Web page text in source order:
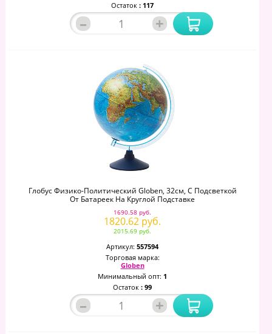
Остаток : 117
– +
Глобус Физико-Политический Globen, 32см, С Подсветкой
От Батареек На Круглой Подставке
1690.58 руб.
1820.62 руб.
2015.69 руб.
Артикул: 557594
Торговая марка:
Globen
Минимальный опт: 1
Остаток : 99
– +